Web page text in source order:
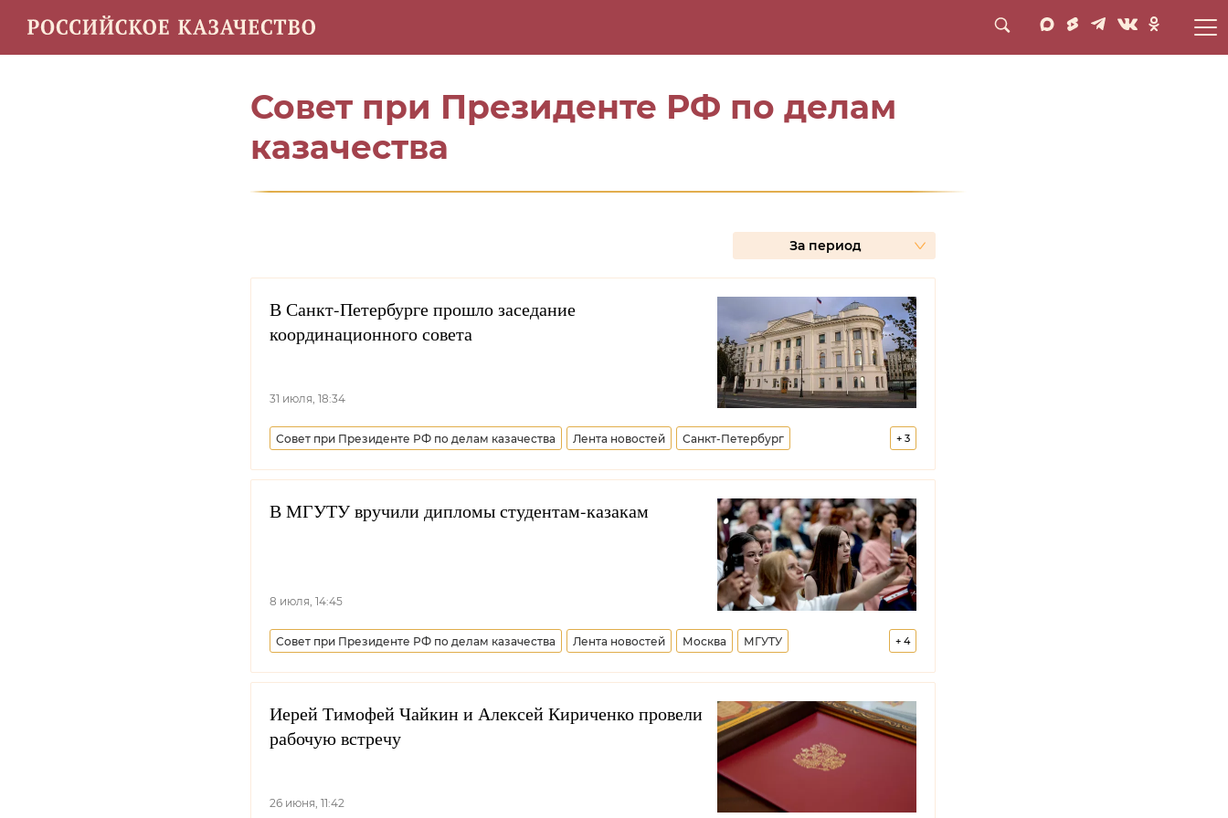
Совет при Президенте РФ по делам
казачества
За период
В Санкт-Петербурге прошло заседание
координационного совета
31 июля, 18:34
+ 3
Совет при Президенте РФ по делам казачества Лента новостей Санкт-Петербург
Всероссийское казачье общество Северо-Западное войсковое казачье общество
Вологодская область
В МГУТУ вручили дипломы студентам-казакам
8 июля, 14:45
+ 4
Совет при Президенте РФ по делам казачества Лента новостей Москва МГУТУ
Казачья молодежь Образование Дмитрий Миронов Всероссийское казачье общество
Иерей Тимофей Чайкин и Алексей Кириченко провели
рабочую встречу
26 июня, 11:42